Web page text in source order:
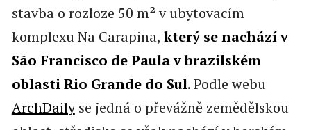
stavba o rozloze 50 m² v ubytovacím
komplexu Na Carapina, který se nachází v
São Francisco de Paula v brazilském
oblasti Rio Grande do Sul. Podle webu
ArchDailyse jedná o převážně zemědělskou